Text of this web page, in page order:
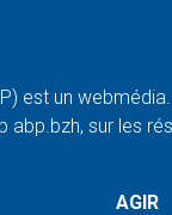
est un
abp.bzh, sur les
AGIR